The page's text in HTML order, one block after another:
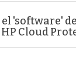
'software'
Cloud